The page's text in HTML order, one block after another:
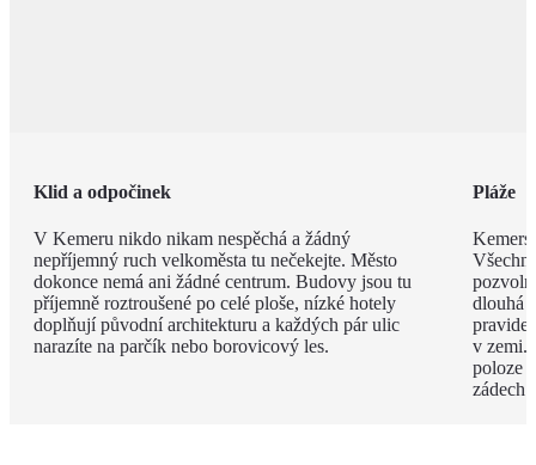
Klid a odpočinek
V Kemeru nikdo nikam nespěchá a žádný
nepříjemný ruch velkoměsta tu nečekejte. Město
dokonce nemá ani žádné centrum. Budovy jsou tu
příjemně roztroušené po celé ploše, nízké hotely
doplňují původní architekturu a každých pár ulic
narazíte na parčík nebo borovicový les.
Pláže
dlouhá
v zemi.
poloze
zádech.